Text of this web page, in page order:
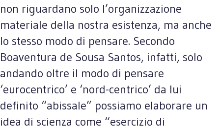
non riguardano solo l’organizzazione
materiale della nostra esistenza, ma anche
lo stesso modo di pensare. Secondo
Boaventura de Sousa Santos, infatti, solo
andando oltre il modo di pensare
‘eurocentrico’ e ‘nord-centrico’ da lui
definito “abissale” possiamo elaborare un
idea di scienza come “esercizio di